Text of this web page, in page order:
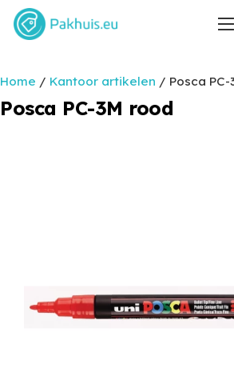
Home / Kantoor artikelen / Posca PC-
Posca PC-3M rood